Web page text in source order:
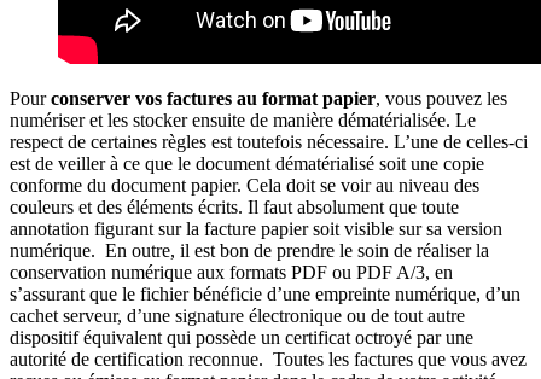
Pourconserver vos factures au format papier, vous pouvez les
numériser et les stocker ensuite de manière dématérialisée. Le
respect de certaines règles est toutefois nécessaire. L’une de celles-ci
est de veiller à ce que le document dématérialisé soit une copie
conforme du document papier. Cela doit se voir au niveau des
couleurs et des éléments écrits. Il faut absolument que toute
annotation figurant sur la facture papier soit visible sur sa version
numérique. En outre, il est bon de prendre le soin de réaliser la
conservation numérique aux formats PDF ou PDF A/3, en
s’assurant que le fichier bénéficie d’une empreinte numérique, d’un
cachet serveur, d’une signature électronique ou de tout autre
dispositif équivalent qui possède un certificat octroyé par une
autorité de certification reconnue. Toutes les factures que vous avez